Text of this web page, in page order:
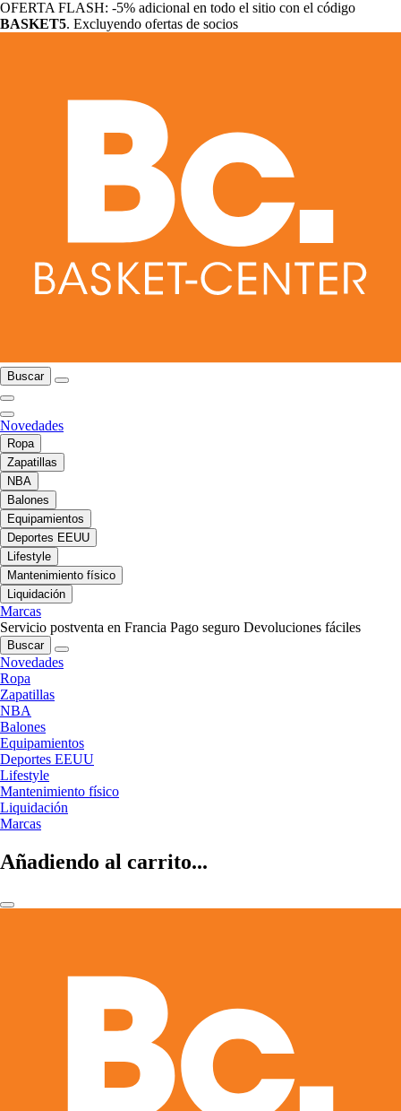
OFERTA FLASH: -5% adicional en todo el sitio con el código
BASKET5. Excluyendo ofertas de socios
Buscar
Novedades
Ropa
Zapatillas
NBA
Balones
Equipamientos
Deportes EEUU
Lifestyle
Mantenimiento físico
Liquidación
Marcas
Servicio postventa en Francia Pago seguro Devoluciones fáciles
Buscar
Novedades
Ropa
Zapatillas
NBA
Balones
Equipamientos
Deportes EEUU
Lifestyle
Mantenimiento físico
Liquidación
Marcas
Añadiendo al carrito...